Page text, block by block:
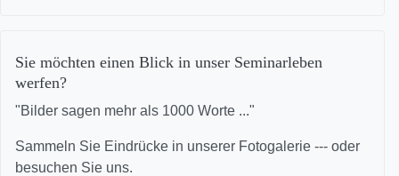
Sie möchten einen Blick in unser Seminarleben
werfen?
"Bilder sagen mehr als 1000 Worte ..."
Sammeln Sie Eindrücke in unserer Fotogalerie --- oder
besuchen Sie uns.